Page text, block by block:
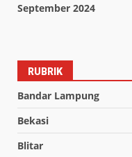
September 2024
RUBRIK
Bandar Lampung
Bekasi
Blitar